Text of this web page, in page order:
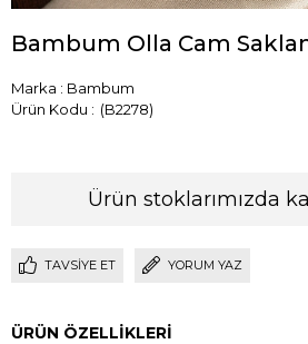
Bambum Olla Cam
Marka : Bambum
(B2278)
Ürün stoklarımızda
TAVSIYE ET YORUM YAZ
ÜRÜN ÖZELLIKLERI